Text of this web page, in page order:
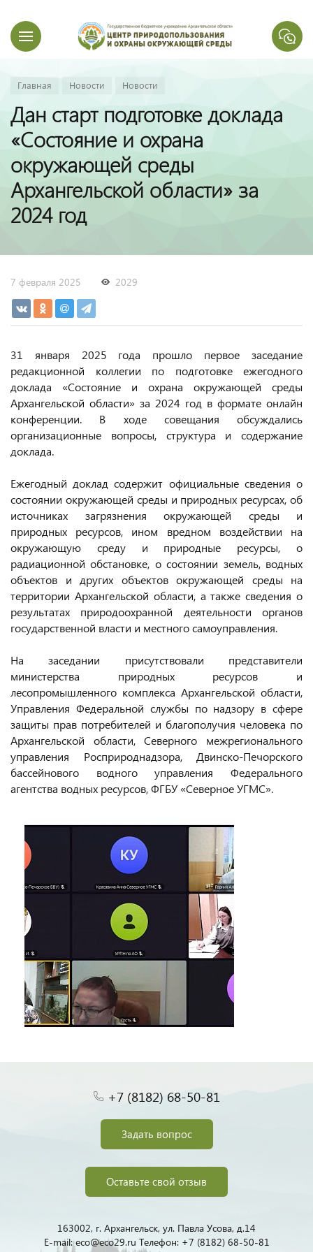
Главная Новости Новости
Дан старт подготовке доклада
«Состояние и охрана
окружающей среды
Архангельской области» за
2024 год
7 февраля 2025 2029
31 января 2025 года прошло первое заседание
редакционной коллегии по подготовке ежегодного
доклада «Состояние и охрана окружающей среды
Архангельской области» за 2024 год в формате онлайн
конференции. В ходе совещания обсуждались
организационные вопросы, структура и содержание
доклада.
Ежегодный доклад содержит официальные сведения о
состоянии окружающей среды и природных ресурсах, об
источниках загрязнения окружающей среды и
природных ресурсов, ином вредном воздействии на
окружающую среду и природные ресурсы, о
радиационной обстановке, о состоянии земель, водных
объектов и других объектов окружающей среды на
территории Архангельской области, а также сведения о
результатах природоохранной деятельности органов
государственной власти и местного самоуправления.
На заседании присутствовали представители
министерства природных ресурсов и
лесопромышленного комплекса Архангельской области,
Управления Федеральной службы по надзору в сфере
защиты прав потребителей и благополучия человека по
Архангельской области, Северного межрегионального
управления Росприроднадзора, Двинско-Печорского
бассейнового водного управления Федерального
агентства водных ресурсов, ФГБУ «Северное УГМС».
+7 (8182) 68-50-81
Задать вопрос
Оставьте свой отзыв
163002, г. Архангельск, ул. Павла Усова, д.14
E-mail: eco@eco29.ru Телефон: +7 (8182) 68-50-81